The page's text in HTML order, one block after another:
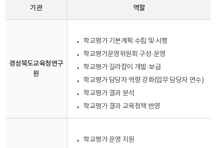
기관 역할
경상북도교육청연구
원
학교평가 기본계획 수립 및 시행
학교평가운영위원회 구성·운영
학교평가 길라잡이 개발·보급
학교평가 담당자 역량 강화(업무 담당자 연수)
학교평가 결과 분석
학교평가 결과 교육정책 반영
학교평가 운영 지원